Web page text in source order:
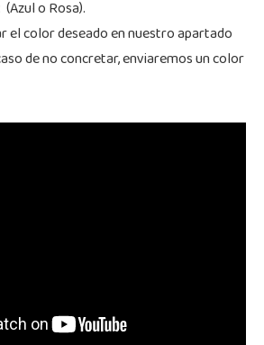
o Rosa).
el color deseado en nuestro apartado
de no concretar, enviaremos un color